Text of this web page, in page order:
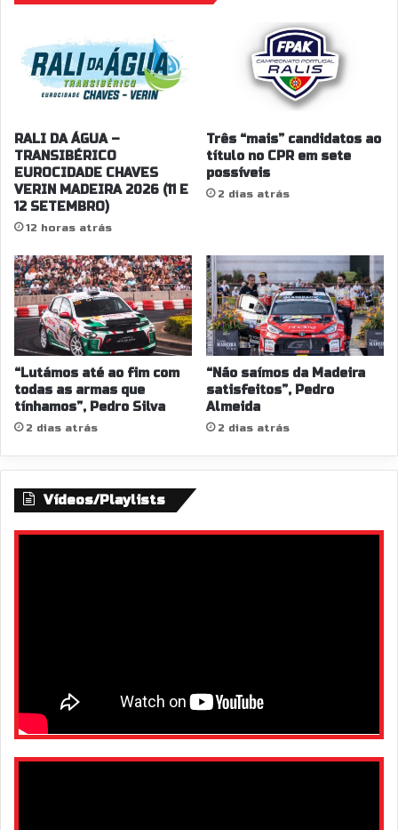
RALI DA ÁGUA –
TRANSIBÉRICO
EUROCIDADE CHAVES
VERIN MADEIRA 2026 (11 E
12 SETEMBRO)
12 horas atrás
Três “mais” candidatos ao
título no CPR em sete
possíveis
2 dias atrás
“Lutámos até ao fim com
todas as armas que
tínhamos”, Pedro Silva
2 dias atrás
“Não saímos da Madeira
satisfeitos”, Pedro
Almeida
2 dias atrás
Vídeos/Playlists